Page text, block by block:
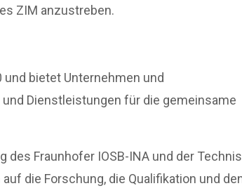
ZIM anzustreben.
und bietet Unternehmen und
Dienstleistungen für die gemeinsame
des Fraunhofer IOSB-INA und der
die Forschung, die Qualifikation und